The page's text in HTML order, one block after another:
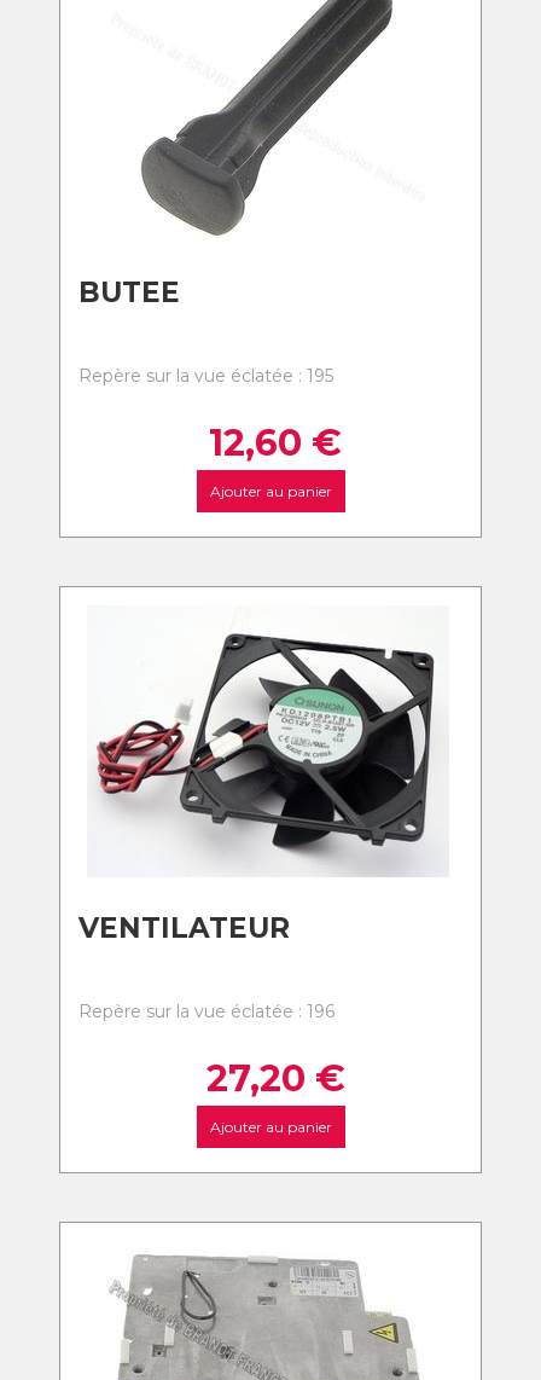
BUTEE
Repère sur la vue éclatée : 195
12,60 €
Ajouter au panier
VENTILATEUR
Repère sur la vue éclatée : 196
27,20 €
Ajouter au panier